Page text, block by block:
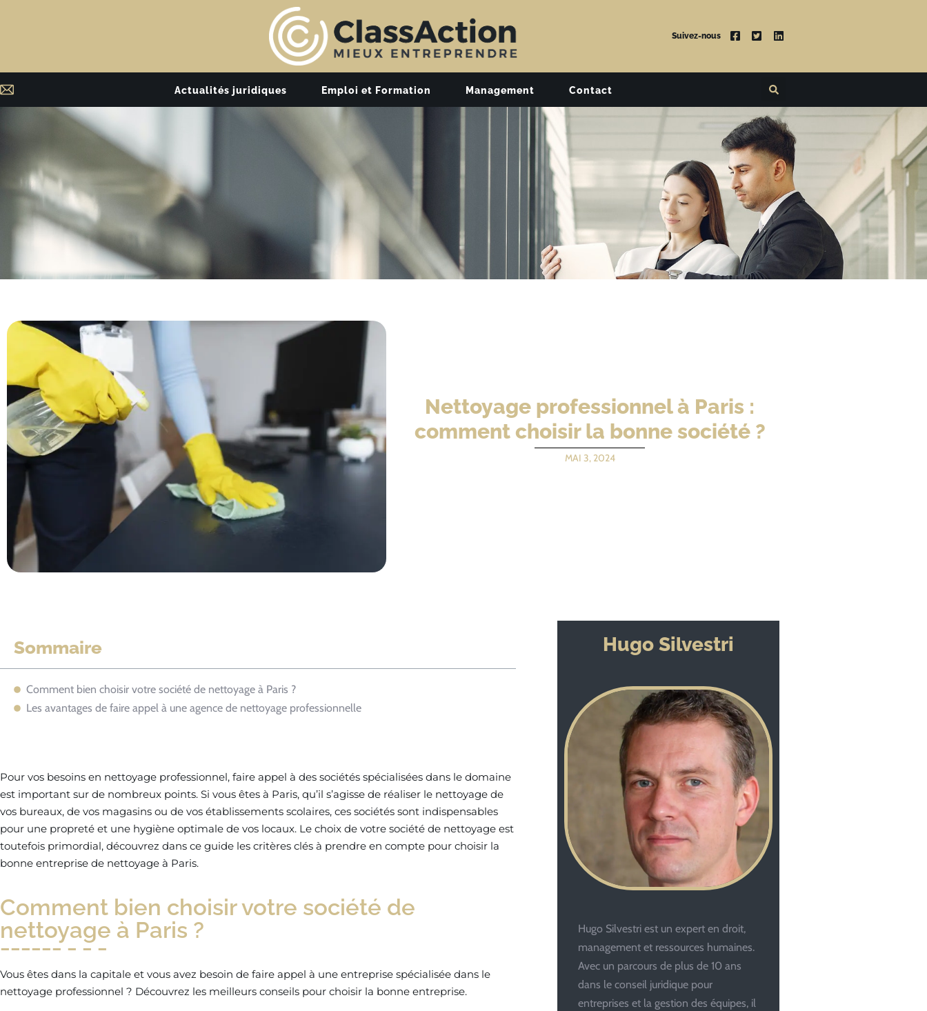
Suivez-nous
Actualités juridiques Emploi et Formation Management Contact
Nettoyage professionnel à Paris :
comment choisir la bonne société ?
MAI 3, 2024
Sommaire
Comment bien choisir votre société de nettoyage à Paris ?
Les avantages de faire appel à une agence de nettoyage professionnelle
Pour vos besoins en nettoyage professionnel, faire appel à des sociétés spécialisées dans le domaine
est important sur de nombreux points. Si vous êtes à Paris, qu’il s’agisse de réaliser le nettoyage de
vos bureaux, de vos magasins ou de vos établissements scolaires, ces sociétés sont indispensables
pour une propreté et une hygiène optimale de vos locaux. Le choix de votre société de nettoyage est
toutefois primordial, découvrez dans ce guide les critères clés à prendre en compte pour choisir la
bonne entreprise de nettoyage à Paris.
Comment bien choisir votre société de
nettoyage à Paris ?
Vous êtes dans la capitale et vous avez besoin de faire appel à une entreprise spécialisée dans le
nettoyage professionnel ? Découvrez les meilleurs conseils pour choisir la bonne entreprise.
Hugo Silvestri
Hugo Silvestri est un expert en droit,
management et ressources humaines.
Avec un parcours de plus de 10 ans
dans le conseil juridique pour
entreprises et la gestion des équipes, il